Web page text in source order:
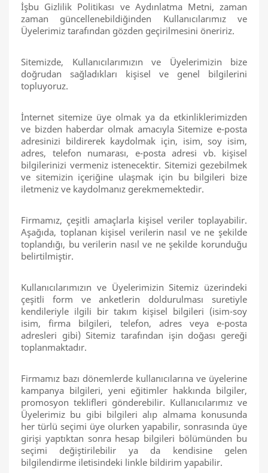
İşbu Gizlilik Politikası ve Aydınlatma Metni, zaman
zaman güncellenebildiğinden Kullanıcılarımız ve
Üyelerimiz tarafından gözden geçirilmesini öneririz.
Sitemizde, Kullanıcılarımızın ve Üyelerimizin bize
doğrudan sağladıkları kişisel ve genel bilgilerini
topluyoruz.
İnternet sitemize üye olmak ya da etkinliklerimizden
ve bizden haberdar olmak amacıyla Sitemize e-posta
adresinizi bildirerek kaydolmak için, isim, soy isim,
adres, telefon numarası, e-posta adresi vb. kişisel
bilgilerinizi vermeniz istenecektir. Sitemizi gezebilmek
ve sitemizin içeriğine ulaşmak için bu bilgileri bize
iletmeniz ve kaydolmanız gerekmemektedir.
Firmamız, çeşitli amaçlarla kişisel veriler toplayabilir.
Aşağıda, toplanan kişisel verilerin nasıl ve ne şekilde
toplandığı, bu verilerin nasıl ve ne şekilde korunduğu
belirtilmiştir.
Kullanıcılarımızın ve Üyelerimizin Sitemiz üzerindeki
çeşitli form ve anketlerin doldurulması suretiyle
kendileriyle ilgili bir takım kişisel bilgileri (isim-soy
isim, firma bilgileri, telefon, adres veya e-posta
adresleri gibi) Sitemiz tarafından işin doğası gereği
toplanmaktadır.
Firmamız bazı dönemlerde kullanıcılarına ve üyelerine
kampanya bilgileri, yeni eğitimler hakkında bilgiler,
promosyon teklifleri gönderebilir. Kullanıcılarımız ve
Üyelerimiz bu gibi bilgileri alıp almama konusunda
her türlü seçimi üye olurken yapabilir, sonrasında üye
girişi yaptıktan sonra hesap bilgileri bölümünden bu
seçimi değiştirilebilir ya da kendisine gelen
bilgilendirme iletisindeki linkle bildirim yapabilir.